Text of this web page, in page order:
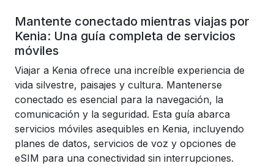
Mantente conectado mientras viajas por
Kenia: Una guía completa de servicios
móviles
Viajar a Kenia ofrece una increíble experiencia de
vida silvestre, paisajes y cultura. Mantenerse
conectado es esencial para la navegación, la
comunicación y la seguridad. Esta guía abarca
servicios móviles asequibles en Kenia, incluyendo
planes de datos, servicios de voz y opciones de
eSIM para una conectividad sin interrupciones.